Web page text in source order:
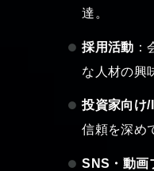
達。
採用活動
な人材の興
投資家向け/
信頼を深め
SNS・動画